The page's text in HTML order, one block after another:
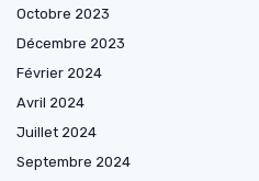
Octobre 2023
Décembre 2023
Février 2024
Avril 2024
Juillet 2024
Septembre 2024